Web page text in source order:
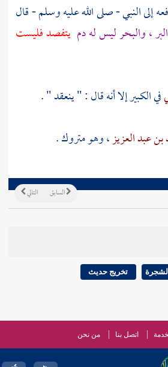
إلى النبي - صلى الله عليه وسلم - قال
، والبحر ليس له دم يتفصد فليست
في الكبير إلا أنه قال : " ينعقد " .
عبد العزيز، وهو متروك .
التالي السابق
تخريج حديث
اتصل بنا من نحن